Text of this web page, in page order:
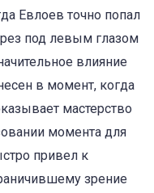
Евлоев точно попал
под левым глазом
влияние
в момент, когда
мастерство
момента для
привел к
зрение